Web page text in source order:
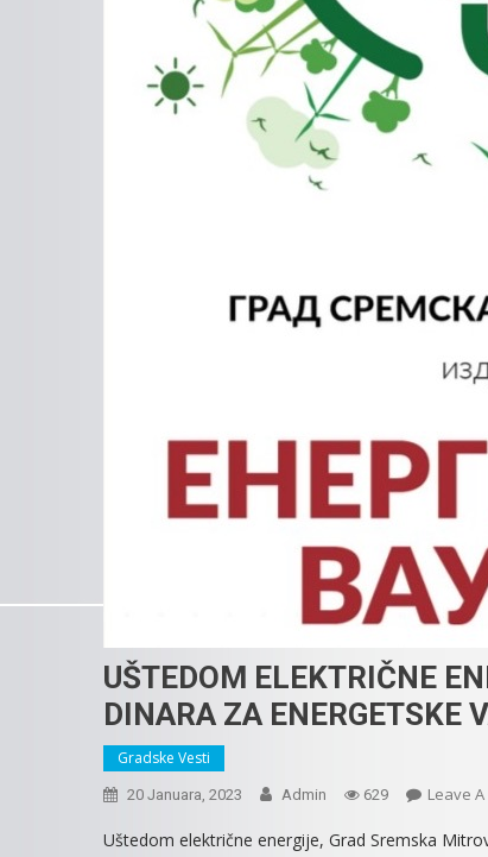
UŠTEDOM ELEKTRIČNE
DINARA ZA ENERGETSKE
Gradske Vesti
20 Januara, 2023 Admin 629 Leave
Uštedom električne energije, Grad Sremska